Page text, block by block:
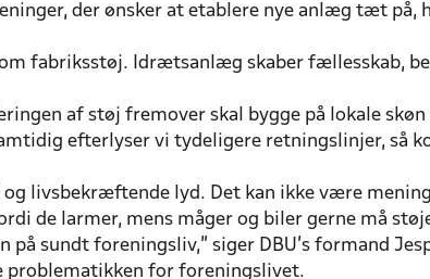
der ønsker at etablere nye anlæg tæt på,
fabriksstøj. Idrætsanlæg skaber fællesskab,
af støj fremover skal bygge på lokale
efterlyser vi tydeligere retningslinjer, så
livsbekræftende lyd. Det kan ikke være
de larmer, mens måger og biler gerne må
sundt foreningsliv," siger DBU’s formand
problematikken for foreningslivet.